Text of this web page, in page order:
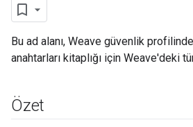
Bu ad alanı, Weave güvenlik
anahtarları kitaplığı için Weave'deki
Özet